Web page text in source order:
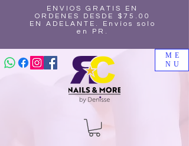
ENVIOS GRATIS EN
ORDENES DESDE $75.00
EN ADELANTE. Envíos solo
en PR.
ME
NU